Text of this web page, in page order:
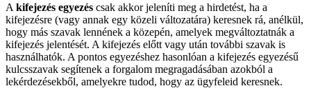
A kifejezés egyezés csak akkor jeleníti meg a hirdetést, ha a
kifejezésre (vagy annak egy közeli változatára) keresnek rá, anélkül,
hogy más szavak lennének a közepén, amelyek megváltoztatnák a
kifejezés jelentését. A kifejezés előtt vagy után további szavak is
használhatók. A pontos egyezéshez hasonlóan a kifejezés egyezésű
kulcsszavak segítenek a forgalom megragadásában azokból a
lekérdezésekből, amelyekre tudod, hogy az ügyfeleid keresnek.